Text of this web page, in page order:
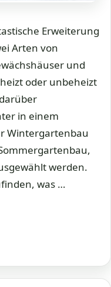
Erweiterung
Arten von
und
oder unbeheizt
in einem
Wintergartenbau
werden.
was …